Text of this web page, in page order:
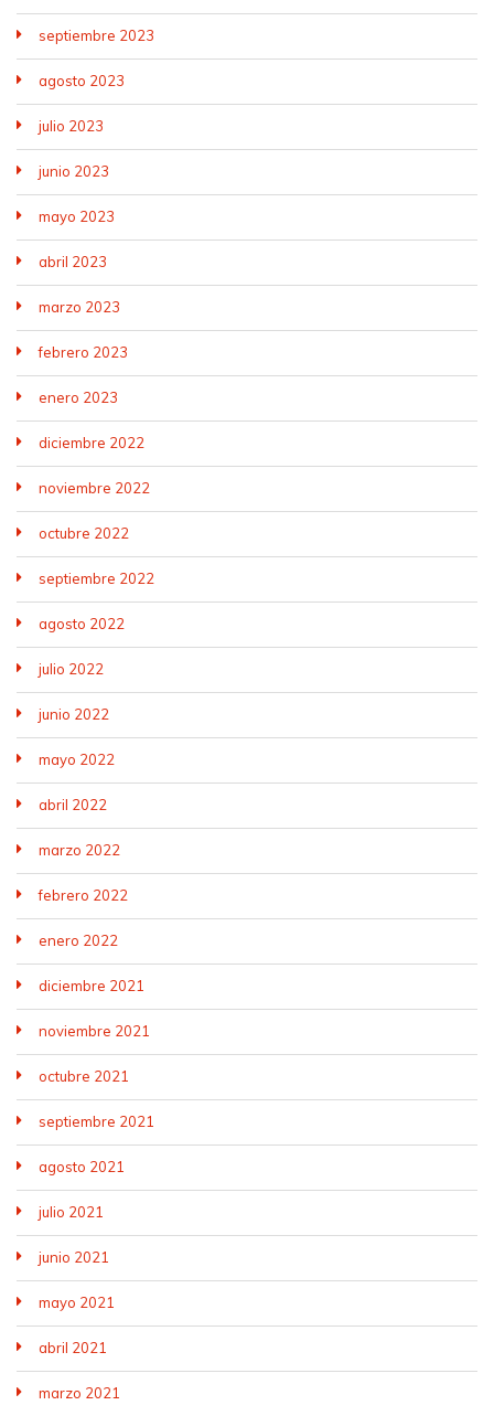
septiembre 2023
agosto 2023
julio 2023
junio 2023
mayo 2023
abril 2023
marzo 2023
febrero 2023
enero 2023
diciembre 2022
noviembre 2022
octubre 2022
septiembre 2022
agosto 2022
julio 2022
junio 2022
mayo 2022
abril 2022
marzo 2022
febrero 2022
enero 2022
diciembre 2021
noviembre 2021
octubre 2021
septiembre 2021
agosto 2021
julio 2021
junio 2021
mayo 2021
abril 2021
marzo 2021